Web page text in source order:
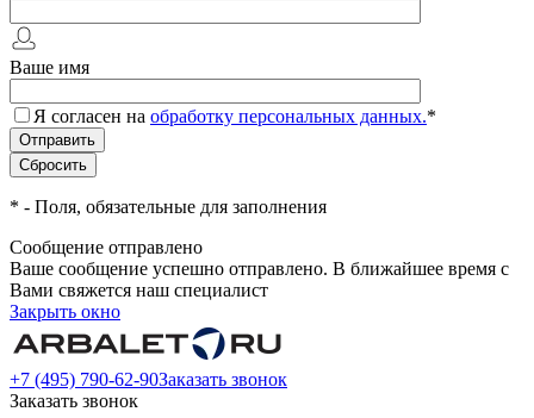
Ваше имя
Я согласен на обработку персональных данных.*
* - Поля, обязательные для заполнения
Сообщение отправлено
Ваше сообщение успешно отправлено. В ближайшее время с
Вами свяжется наш специалист
Закрыть окно
+7 (495) 790-62-90Заказать звонок
Заказать звонок